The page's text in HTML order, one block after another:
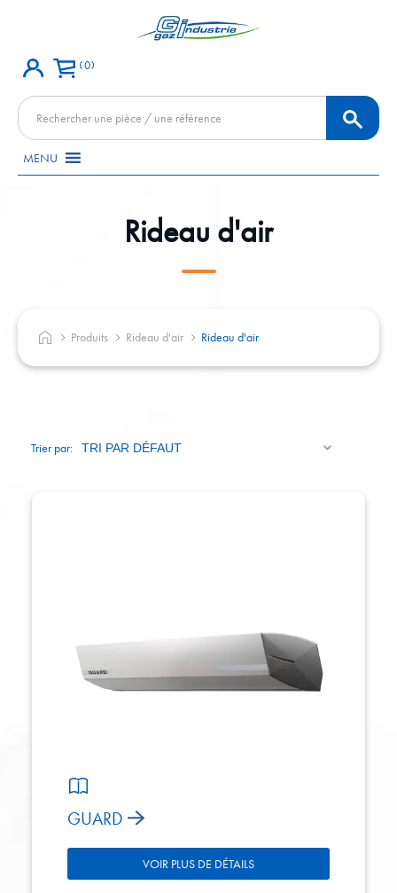
0
Recherche
de
produits
MENU
Rideau d'air
Produits Rideau d'air Rideau d'air
Trier par:
GUARD
VOIR PLUS DE DÉTAILS